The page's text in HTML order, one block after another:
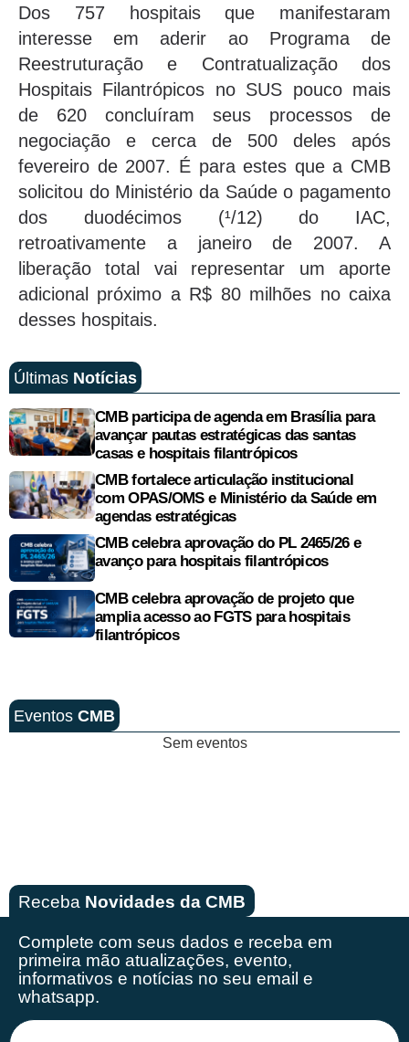
Dos 757 hospitais que manifestaram
interesse em aderir ao Programa de
Reestruturação e Contratualização dos
Hospitais Filantrópicos no SUS pouco mais
de 620 concluíram seus processos de
negociação e cerca de 500 deles após
fevereiro de 2007. É para estes que a CMB
solicitou do Ministério da Saúde o pagamento
dos duodécimos (¹/12) do IAC,
retroativamente a janeiro de 2007. A
liberação total vai representar um aporte
adicional próximo a R$ 80 milhões no caixa
desses hospitais.
Últimas Notícias
CMB participa de agenda em Brasília para
avançar pautas estratégicas das santas
casas e hospitais filantrópicos
CMB fortalece articulação institucional
com OPAS/OMS e Ministério da Saúde em
agendas estratégicas
CMB celebra aprovação do PL 2465/26 e
avanço para hospitais filantrópicos
CMB celebra aprovação de projeto que
amplia acesso ao FGTS para hospitais
filantrópicos
Eventos CMB
Sem eventos
Receba Novidades da CMB
Complete com seus dados e receba em
primeira mão atualizações, evento,
informativos e notícias no seu email e
whatsapp.